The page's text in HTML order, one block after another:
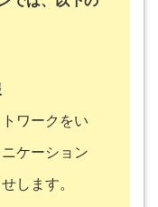
ワークをい
ケーション
します。